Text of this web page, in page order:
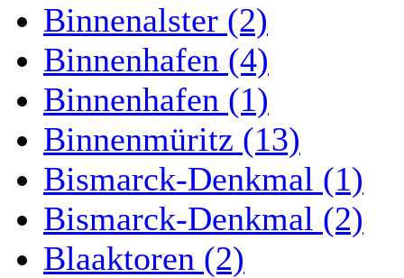
Binnenalster (2)
Binnenhafen (4)
Binnenhafen (1)
Binnenmüritz (13)
Bismarck-Denkmal (1)
Bismarck-Denkmal (2)
Blaaktoren (2)